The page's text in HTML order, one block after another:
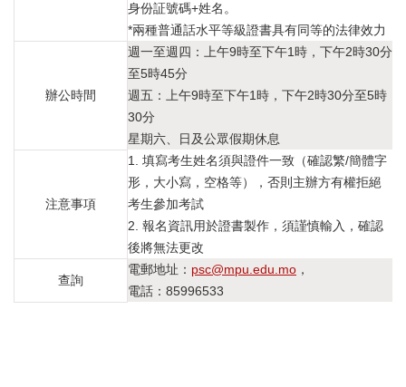
身份証號碼+姓名。
*兩種普通話水平等級證書具有同等的法律效力
辦公時間
週一至週四：上午9時至下午1時，下午2時30分
至5時45分
週五：上午9時至下午1時，下午2時30分至5時
30分
星期六、日及公眾假期休息
注意事項
1. 填寫考生姓名須與證件一致（確認繁/簡體字
形，大小寫，空格等），否則主辦方有權拒絕
考生參加考試
2. 報名資訊用於證書製作，須謹慎輸入，確認
後將無法更改
查詢
電郵地址： psc@mpu.edu.mo ，
電話：85996533